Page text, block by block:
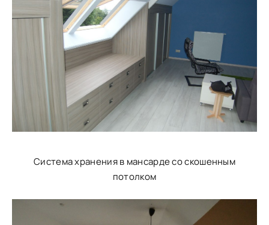
Система хранения в мансарде со скошенным
потолком